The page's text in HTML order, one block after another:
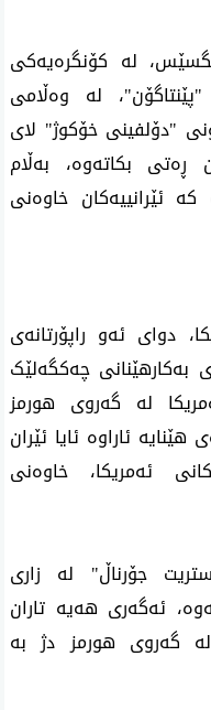
لە کۆنگرەیەکی
له‌ وەڵامی
"دۆلفینی خۆکوژ" لای
ڕەتی بکاتەوە، بەڵام
ئێرانییەکان خاوەنی
دوای ئه‌و راپۆرتانه‌ی
به‌كارهێنانی چەکگەلێک
لە گه‌روی هورمز
ئاراوه‌ ئایا ئێران
ئه‌مریكا، خاوه‌نی
جۆرناڵ" لە زاری
ئەگەری هەیە تاران
له‌ گه‌روی هورمز دژ به‌